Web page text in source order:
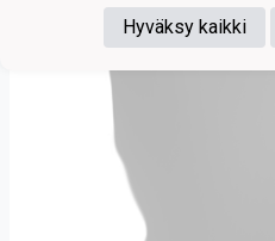
Hyväksy kaikki